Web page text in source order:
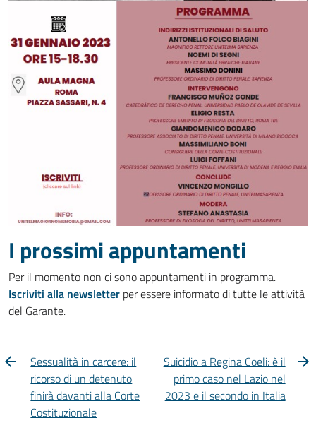
I prossimi appuntamenti
Per il momento non ci sono appuntamenti in programma.
Iscriviti alla newsletter per essere informato di tutte le attività
del Garante.
Sessualità in carcere: il
ricorso di un detenuto
finirà davanti alla Corte
Costituzionale
Suicidio a Regina Coeli: è il
primo caso nel Lazio nel
2023 e il secondo in Italia